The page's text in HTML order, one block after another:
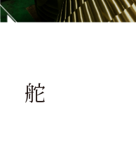
舵